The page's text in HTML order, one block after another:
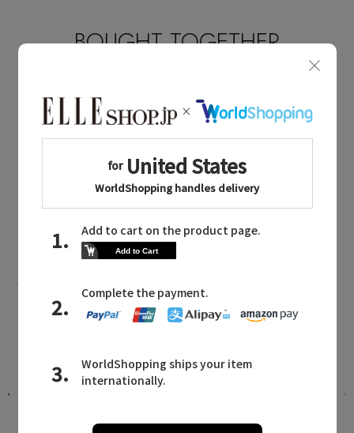
BOUGHT TOGETHER
Yue
同じカテゴリのアイテム
Yue NEWS
ユエに関連するニュース
「ユエ」が「FETICO」と初コラボレ
2025.08.28 UP